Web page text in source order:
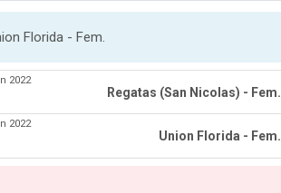
Florida - Fem.
2022
Regatas (San Nicolas) - Fem.
2022
Union Florida - Fem.